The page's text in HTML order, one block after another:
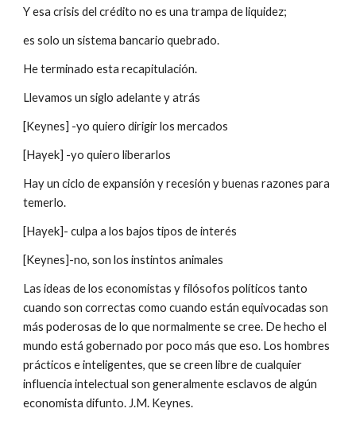
Y esa crisis del crédito no es una trampa de liquidez;
es solo un sistema bancario quebrado.
He terminado esta recapitulación.
Llevamos un siglo adelante y atrás
[Keynes] -yo quiero dirigir los mercados
[Hayek] -yo quiero liberarlos
Hay un ciclo de expansión y recesión y buenas razones para
temerlo.
[Hayek]- culpa a los bajos tipos de interés
[Keynes]-no, son los instintos animales
Las ideas de los economistas y filósofos políticos tanto
cuando son correctas como cuando están equivocadas son
más poderosas de lo que normalmente se cree. De hecho el
mundo está gobernado por poco más que eso. Los hombres
prácticos e inteligentes, que se creen libre de cualquier
influencia intelectual son generalmente esclavos de algún
economista difunto. J.M. Keynes.